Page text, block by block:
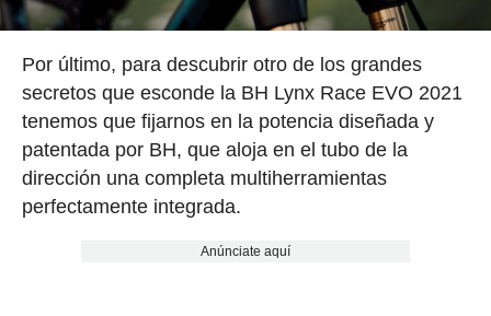
Por último, para descubrir otro de los grandes
secretos que esconde la BH Lynx Race EVO 2021
tenemos que fijarnos en la potencia diseñada y
patentada por BH, que aloja en el tubo de la
dirección una completa multiherramientas
perfectamente integrada.
Anúnciate aquí